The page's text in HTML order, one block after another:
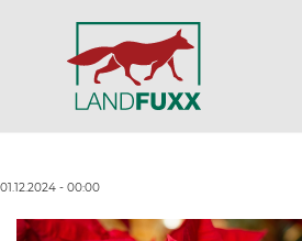
01.12.2024 - 00:00